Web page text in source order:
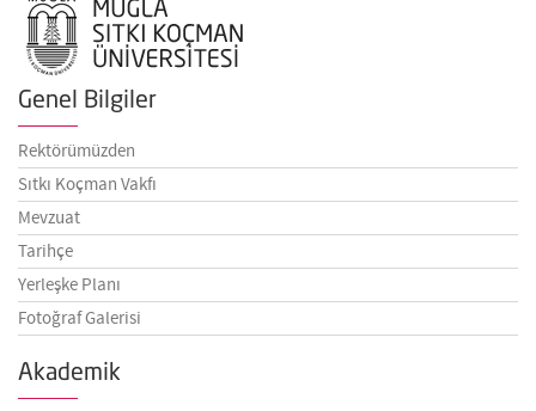
Genel Bilgiler
Rektörümüzden
Sıtkı Koçman Vakfı
Mevzuat
Tarihçe
Yerleşke Planı
Fotoğraf Galerisi
Akademik